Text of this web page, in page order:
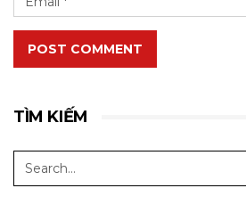
POST COMMENT
TÌM KIẾM